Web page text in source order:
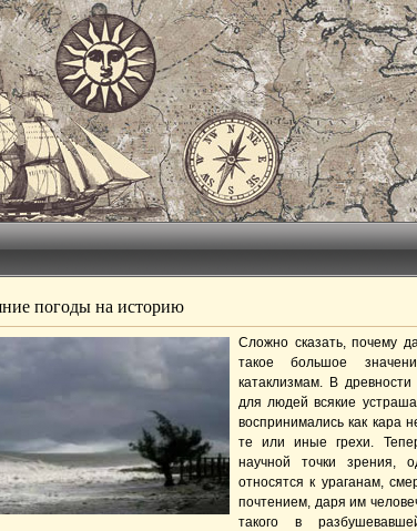
погоды на историю
Сложно сказать, почему
такое большое
катаклизмам. В
для людей всякие
воспринимались как кара
те или иные грехи.
научной точки зрения,
относятся к ураганам,
почтением, даря им
такого в